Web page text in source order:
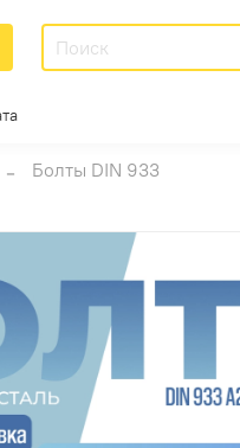
Болты DIN 933